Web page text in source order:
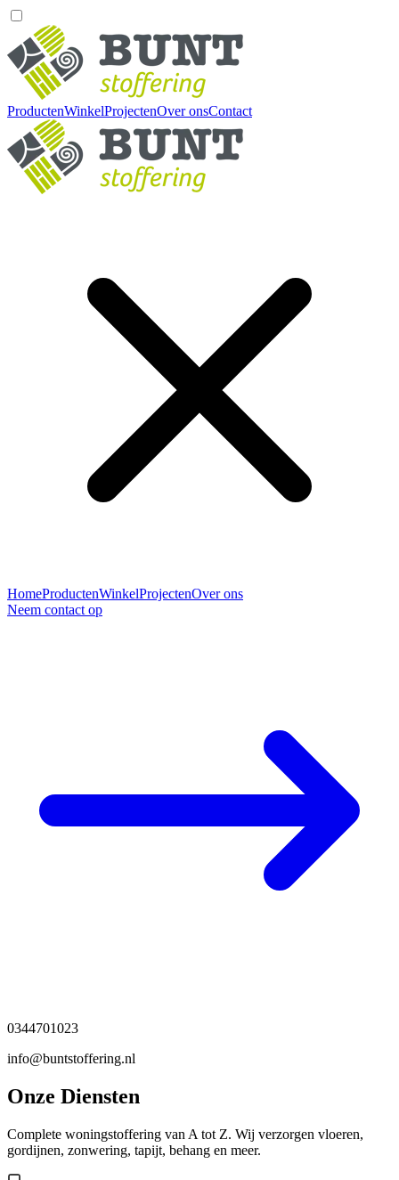
ProductenWinkelProjectenOver onsContact
HomeProductenWinkelProjectenOver ons
Neem contact op
0344701023
info@buntstoffering.nl
Onze Diensten
Complete woningstoffering van A tot Z. Wij verzorgen vloeren,
gordijnen, zonwering, tapijt, behang en meer.